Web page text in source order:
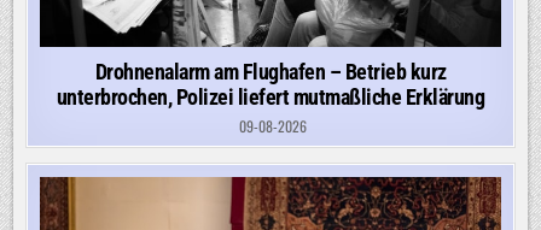
Drohnenalarm am Flughafen – Betrieb kurz
unterbrochen, Polizei liefert mutmaßliche Erklärung
09-08-2026